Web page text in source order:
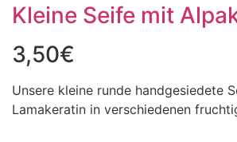
Kleine Seife mit
3,50€
Unsere kleine runde handgesiedete
Lamakeratin in verschiedenen